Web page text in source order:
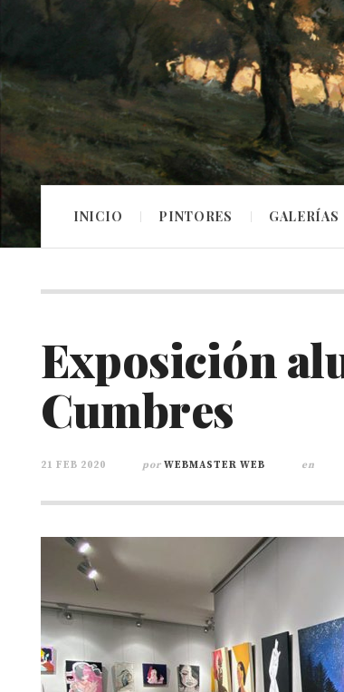
INICIO PINTORES GALERÍAS
Exposición
Cumbres
21 FEB 2020 por WEBMASTER WEB en